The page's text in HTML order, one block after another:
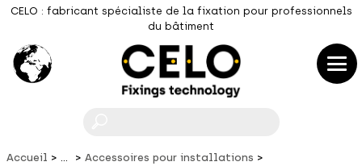
CELO : fabricant spécialiste de la fixation pour professionnels
du bâtiment
Accueil ...
Accessoires pour installations